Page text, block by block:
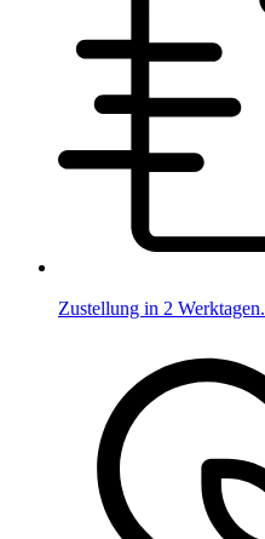
Zustellung in 2 Werktagen.